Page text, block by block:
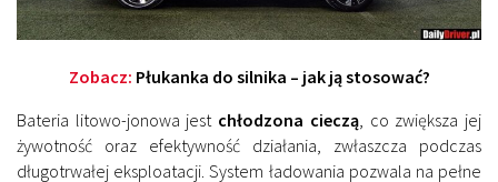
Zobacz: Płukanka do silnika – jak ją stosować?
Bateria litowo-jonowa jest chłodzona cieczą, co zwiększa jej
żywotność oraz efektywność działania, zwłaszcza podczas
długotrwałej eksploatacji. System ładowania pozwala na pełne